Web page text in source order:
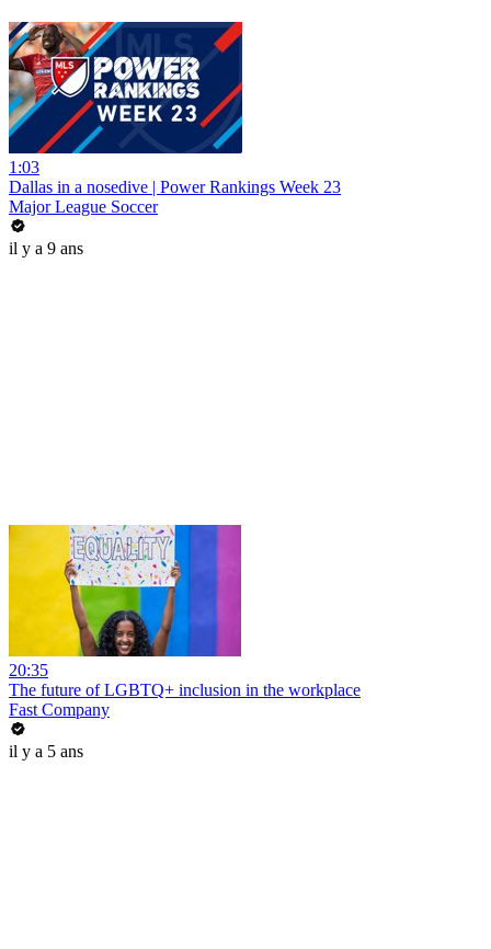
1:03
Dallas in a nosedive | Power Rankings Week 23
Major League Soccer
il y a 9 ans
20:35
The future of LGBTQ+ inclusion in the workplace
Fast Company
il y a 5 ans